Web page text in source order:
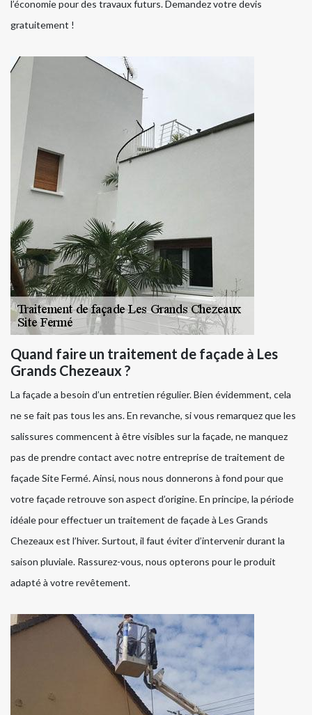
l’économie pour des travaux futurs. Demandez votre devis
gratuitement !
Quand faire un traitement de façade à Les
Grands Chezeaux ?
La façade a besoin d’un entretien régulier. Bien évidemment, cela
ne se fait pas tous les ans. En revanche, si vous remarquez que les
salissures commencent à être visibles sur la façade, ne manquez
pas de prendre contact avec notre entreprise de traitement de
façade Site Fermé. Ainsi, nous nous donnerons à fond pour que
votre façade retrouve son aspect d’origine. En principe, la période
idéale pour effectuer un traitement de façade à Les Grands
Chezeaux est l’hiver. Surtout, il faut éviter d’intervenir durant la
saison pluviale. Rassurez-vous, nous opterons pour le produit
adapté à votre revêtement.